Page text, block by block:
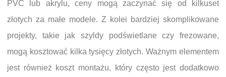
PVC lub akrylu, ceny mogą zaczynać się od kilkuset
złotych za małe modele. Z kolei bardziej skomplikowane
projekty, takie jak szyldy podświetlane czy frezowane,
mogą kosztować kilka tysięcy złotych. Ważnym elementem
jest również koszt montażu, który często jest dodatkowo